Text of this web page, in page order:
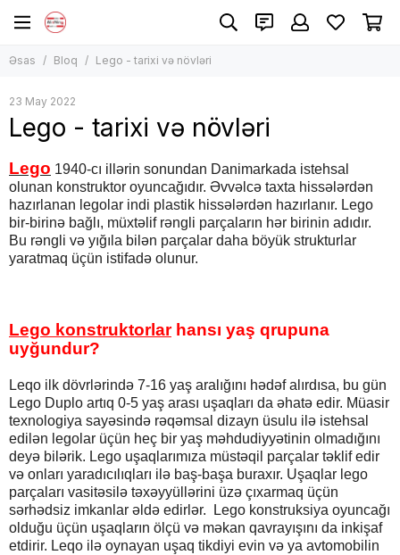
Əsas Bloq Lego - tarixi və növləri
23 May 2022
Lego - tarixi və növləri
Lego 1940-cı illərin sonundan Danimarkada istehsal
olunan konstruktor oyuncağıdır. Əvvəlcə taxta hissələrdən
hazırlanan legolar indi plastik hissələrdən hazırlanır. Lego
bir-birinə bağlı, müxtəlif rəngli parçaların hər birinin adıdır.
Bu rəngli və yığıla bilən parçalar daha böyük strukturlar
yaratmaq üçün istifadə olunur.
Lego konstruktorlarhansı yaş qrupuna
uyğundur?
Leqo ilk dövrlərində 7-16 yaş aralığını hədəf alırdısa, bu gün
Lego Duplo artıq 0-5 yaş arası uşaqları da əhatə edir. Müasir
texnologiya sayəsində rəqəmsal dizayn üsulu ilə istehsal
edilən legolar üçün heç bir yaş məhdudiyyətinin olmadığını
deyə bilərik. Lego uşaqlarımıza müstəqil parçalar təklif edir
və onları yaradıcılıqları ilə baş-başa buraxır. Uşaqlar lego
parçaları vasitəsilə təxəyyüllərini üzə çıxarmaq üçün
sərhədsiz imkanlar əldə edirlər. Lego konstruksiya oyuncağı
olduğu üçün uşaqların ölçü və məkan qavrayışını da inkişaf
etdirir. Leqo ilə oynayan uşaq tikdiyi evin və ya avtomobilin